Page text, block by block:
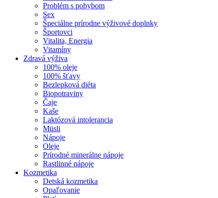
Problém s pohybom
Sex
Špeciálne prírodne výživové doplnky
Športovci
Vitalita, Energia
Vitamíny
Zdravá výživa
100% oleje
100% šťavy
Bezlepková diéta
Biopotraviny
Čaje
Kaše
Laktózová intolerancia
Müsli
Nápoje
Oleje
Prírodné minerálne nápoje
Rastlinné nápoje
Kozmetika
Detská kozmetika
Opaľovanie